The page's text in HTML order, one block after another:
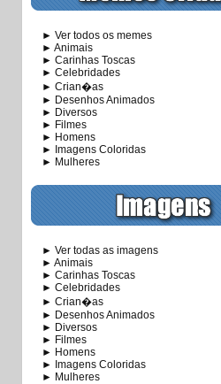
► Ver todos os memes
► Animais
► Carinhas Toscas
► Celebridades
► Crian�as
► Desenhos Animados
► Diversos
► Filmes
► Homens
► Imagens Coloridas
► Mulheres
► Ver todas as imagens
► Animais
► Carinhas Toscas
► Celebridades
► Crian�as
► Desenhos Animados
► Diversos
► Filmes
► Homens
► Imagens Coloridas
► Mulheres